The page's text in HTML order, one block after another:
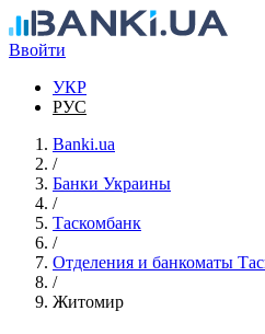
Перейти к основному содержанию
Ввойти
УКР
РУС
Banki.ua
/
Банки Украины
/
Таскомбанк
/
Отделения и банкоматы
/
Житомир